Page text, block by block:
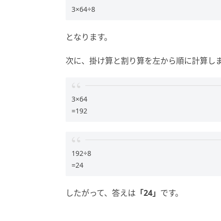
3×64÷8
となります。
次に、掛け算と割り算を左から順に計算し
3×64
=192
192÷8
=24
したがって、答えは 「24」 です。